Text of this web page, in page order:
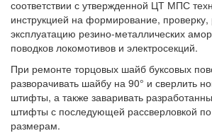
соответствии с утвержденной ЦТ МПС
инструкцией на формирование, проверку,
эксплуатацию резино-металлических
поводков локомотивов и электросекций.
При ремонте торцовых шайб буксовых
разворачивать шайбу на 90° и сверлить
штифты, а также заваривать
штифты с последующей рассверловкой
размерам.